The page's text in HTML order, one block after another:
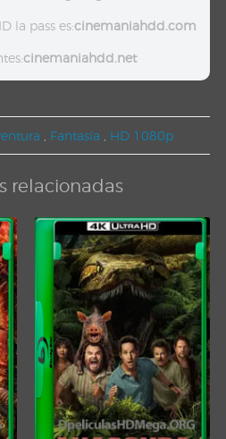
la pass es:cinemaniahdd.com
cinemaniahdd.net
Fantasía HD 1080p
relacionadas